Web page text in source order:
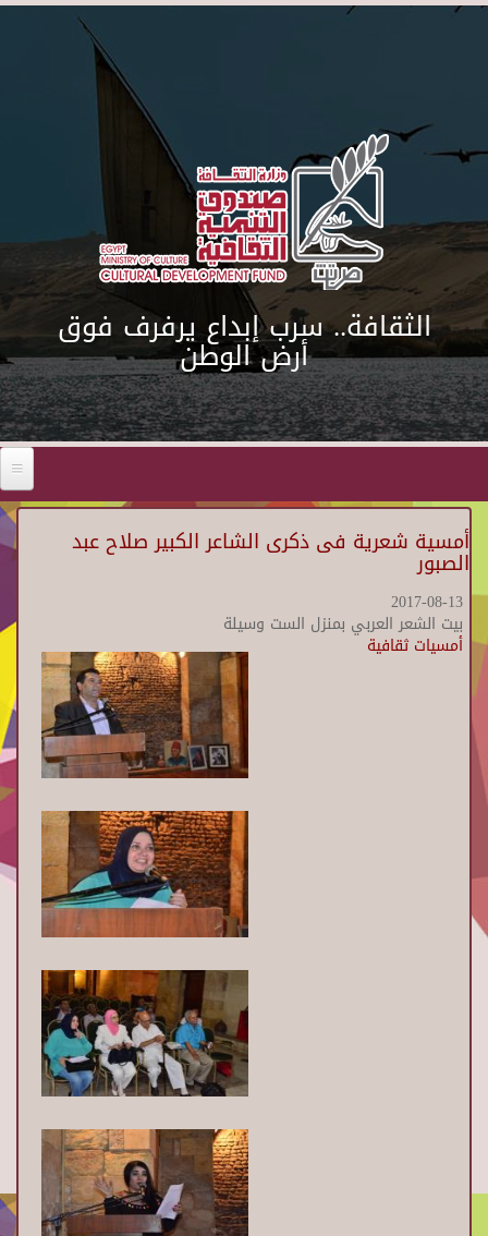
Skip to main content
الثقافة.. سرب إبداع يرفرف فوق
أرض الوطن
أمسية شعرية فى ذكرى الشاعر الكبير صلاح عبد
الصبور
2017-08-13
بيت الشعر العربي بمنزل الست وسيلة
أمسيات ثقافية